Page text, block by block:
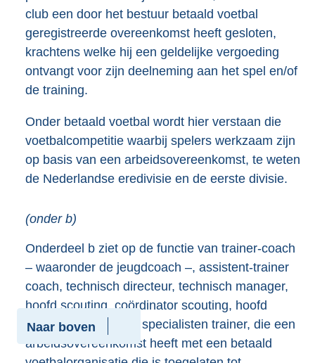
club een door het bestuur betaald voetbal
geregistreerde overeenkomst heeft gesloten,
krachtens welke hij een geldelijke vergoeding
ontvangt voor zijn deelneming aan het spel en/of
de training.
Onder betaald voetbal wordt hier verstaan die
voetbalcompetitie waarbij spelers werkzaam zijn
op basis van een arbeidsovereenkomst, te weten
de Nederlandse eredivisie en de eerste divisie.
(onder b)
Onderdeel b ziet op de functie van trainer-coach
– waaronder de jeugdcoach –, assistent-trainer
coach, technisch directeur, technisch manager,
hoofd scouting, coördinator scouting, hoofd
jeugdopleidingen en specialisten trainer, die een
arbeidsovereenkomst heeft met een betaald
Naar boven